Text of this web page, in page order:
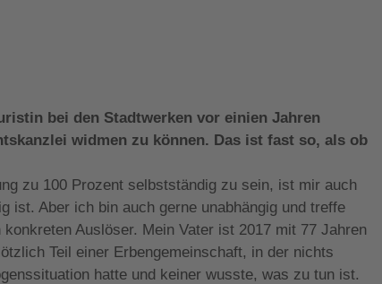
bei den Stadtwerken vor einien Jahren
widmen zu können. Das ist fast so, als ob
zu 100 Prozent selbstständig zu sein, ist mir auch
ist. Aber ich bin auch gerne unabhängig und treffe
Auslöser. Mein Vater ist 2017 mit 77 Jahren
Teil einer Erbengemeinschaft, in der nichts
hatte und keiner wusste, was zu tun ist.